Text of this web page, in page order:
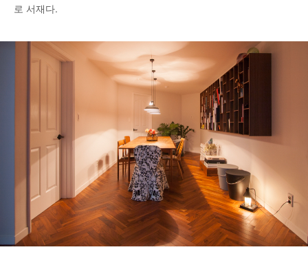
로 서재다.